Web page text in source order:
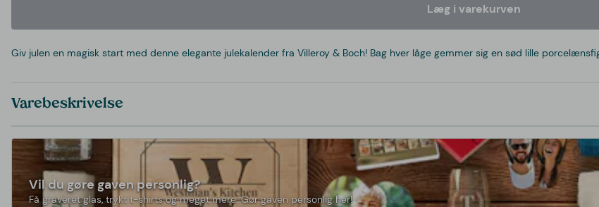
Læg i varekurven
Giv julen en magisk start med denne elegante julekalender fra Villeroy & Boch! Bag hver låge gemmer sig en sød lille
Varebeskrivelse
Vil du gøre gaven personlig?
Få graveret glas, trykt t-shirts og meget mere. Gør gaven personlig her!